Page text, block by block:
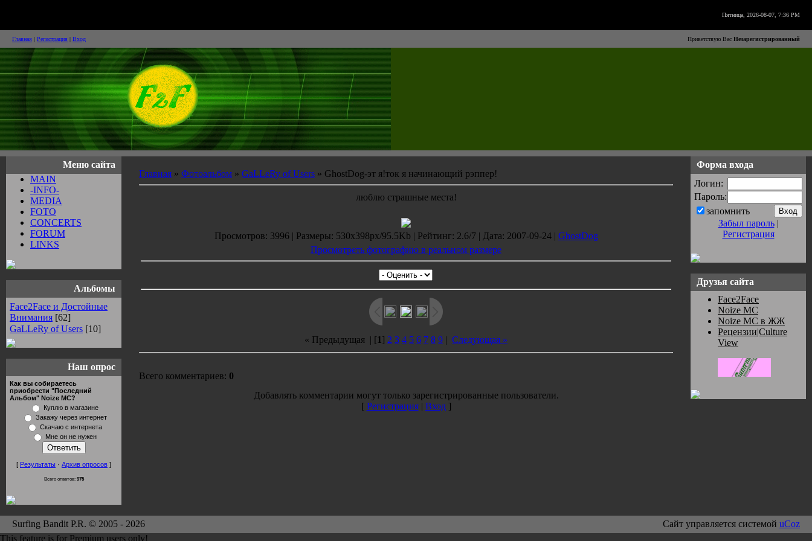
Пятница, 2026-08-07, 7:36 PM
Главная | Регистрация | Вход Приветствую Вас Незарегистрированный
Меню сайта
MAIN
-INFO-
MEDIA
FOTO
CONCERTS
FORUM
LINKS
Альбомы
Face2Face и Достойные
Внимания [62]
GaLLeRy of Users [10]
Наш опрос
Как вы собираетесь
приобрести "Последний
Альбом" Noize MC?
Куплю в магазине
Закажу через интернет
Скачаю с интернета
Мне он не нужен
[ Результаты · Архив опросов ]
Всего ответов: 975
Главная » Фотоальбом » GaLLeRy of Users » GhostDog-эт я!ток я начинающий рэппер!
люблю страшные места!
Просмотров: 3996 | Размеры: 530x398px/95.5Kb | Рейтинг: 2.6/7 | Дата: 2007-09-24 | GhostDog
Просмотреть фотографию в реальном размере
« Предыдущая | [1 ] 2 3 4 5 6 7 8 9 | Следующая »
Всего комментариев: 0
Добавлять комментарии могут только зарегистрированные пользователи.
[ Регистрация| Вход]
Форма входа
Логин:
Пароль:
запомнить
Забыл пароль|
Регистрация
Друзья сайта
Face2Face
Noize MC
Noize MC в ЖЖ
Рецензии|Culture
View
Surfing Bandit P.R. © 2005 - 2026 Сайт управляется системой uCoz
This feature is for Premium users only!